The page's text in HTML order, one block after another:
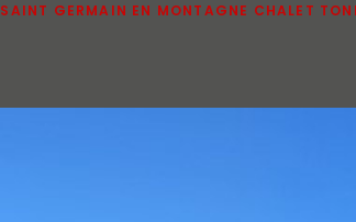
SAINT GERMAIN EN MONTAGNE CHALET